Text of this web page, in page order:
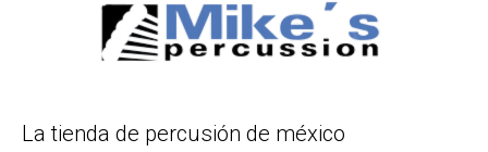
La tienda de percusión de méxico